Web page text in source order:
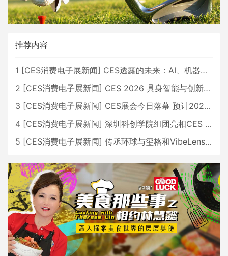
推荐内容
1 [CES消费电子展新闻] CES透露的未来：AI、机器人与智能生活大爆发
2 [CES消费电子展新闻] CES 2026 具身智能与创新领域 中国公司大放异彩
3 [CES消费电子展新闻] CES展会今日落幕 预计2026行业收入将超五千亿美元
4 [CES消费电子展新闻] 深圳科创学院组团亮相CES 广受好评
5 [CES消费电子展新闻] 传丞环球与玺格和VibeLens共同推出全新耳机